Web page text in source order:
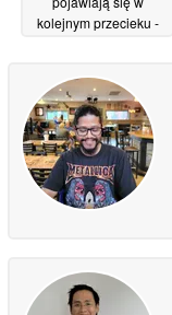
kolejnym przecieku -